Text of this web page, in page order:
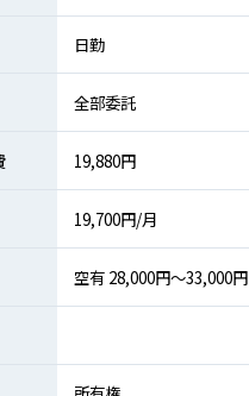
日勤
全部委託
19,880円
19,700円/月
空有 28,000円～33,000円